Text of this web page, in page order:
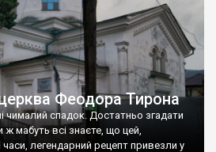
Феодора Тирона
чималий спадок. Достатньо згадати
ж мабуть всі знаєте, що цей,
часи, легендарний рецепт привезли у